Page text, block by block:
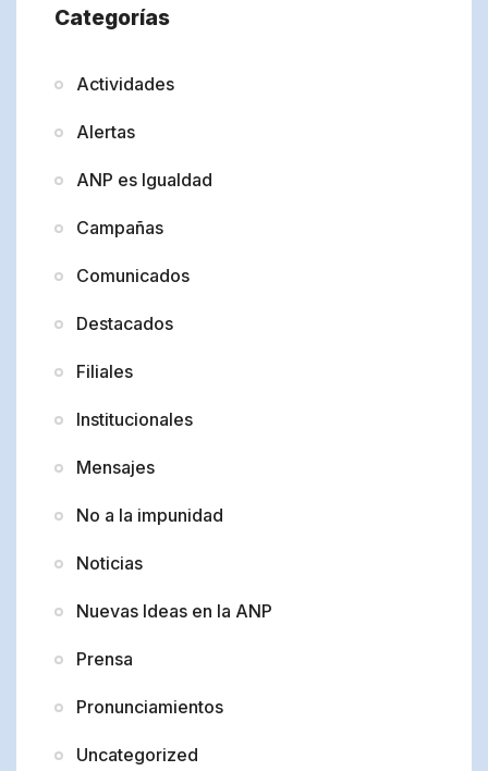
Categorías
Actividades
Alertas
ANP es Igualdad
Campañas
Comunicados
Destacados
Filiales
Institucionales
Mensajes
No a la impunidad
Noticias
Nuevas Ideas en la ANP
Prensa
Pronunciamientos
Uncategorized